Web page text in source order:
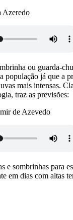
Azeredo
ou guarda-
população já que a
mais intensas.
traz as previsões:
de Azevedo
e sombrinhas para
em dias com altas